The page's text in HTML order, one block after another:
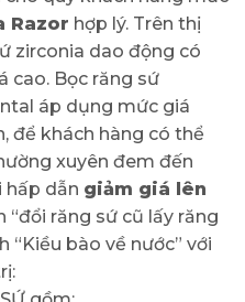
Razor hợp lý. Trên thị
zirconia dao động có
cao. Bọc răng sứ
áp dụng mức giá
để khách hàng có thể
xuyên đem đến
hấp dẫn giảm giá lên
“đổi răng sứ cũ lấy răng
“Kiều bào về nước” với